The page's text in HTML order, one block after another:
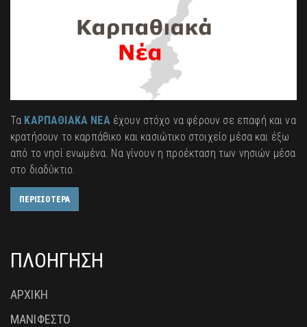
Τα ΚΑΡΠΑΘΙΑΚΑ ΝΕΑέχουν στόχο να φέρουν σε επαφή και να
κρατήσουν το καρπάθικο και κασιώτικο στοιχείο μέσα και έξω
από το νησί ενωμένα. Να γίνουν η προέκταση των νησιών μέσα
στο διαδύκτιο.
ΠΕΡΙΣΣΟΤΕΡΑ
ΠΛΟΗΓΗΣΗ
ΑΡΧΙΚΗ
ΜΑΝΙΦΕΣΤΟ